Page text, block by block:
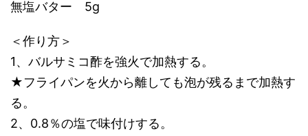
無塩バター 5g
＜作り方＞
1、バルサミコ酢を強火で加熱する。
★フライパンを火から離しても泡が残るまで加熱す
る。
2、0.8％の塩で味付けする。